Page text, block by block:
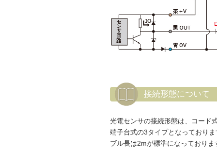
接続形態について
光電センサの接続形態は、コード
端子台式の3タイプとなっており
ブル長は2mが標準になっており